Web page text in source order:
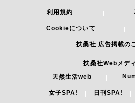
利用規約
Cookieについて
扶桑社 広告掲載の
扶桑社Webメデ
天然生活web
女子SPA! 日刊SPA!